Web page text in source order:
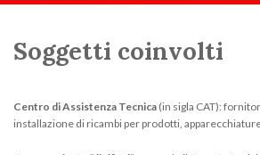
Scorri:Home Soggetti coinvolti
Soggetti coinvolti
Centro di Assistenza Tecnica (in sigla CAT):
installazione di ricambi per prodotti,